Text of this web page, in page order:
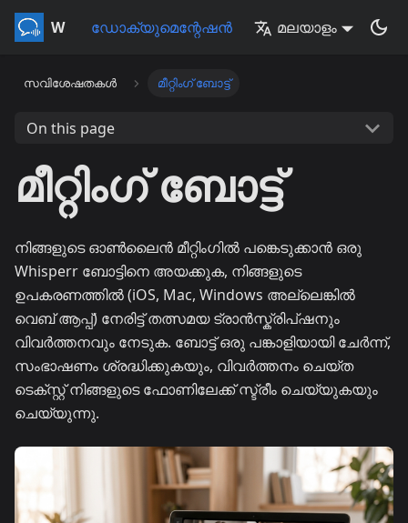
Whisperr ഡോക്യുമെന്റേഷൻ മലയാളം
സവിശേഷതകൾ മീറ്റിംഗ് ബോട്ട്
On this page
മീറ്റിംഗ് ബോട്ട്
നിങ്ങളുടെ ഓൺലൈൻ മീറ്റിംഗിൽ പങ്കെടുക്കാൻ ഒരു
Whisperr ബോട്ടിനെ അയക്കുക, നിങ്ങളുടെ
ഉപകരണത്തിൽ (iOS, Mac, Windows അല്ലെങ്കിൽ
വെബ് ആപ്പ്) നേരിട്ട് തത്സമയ ട്രാൻസ്ക്രിപ്ഷനും
വിവർത്തനവും നേടുക. ബോട്ട് ഒരു പങ്കാളിയായി ചേർന്ന്,
സംഭാഷണം ശ്രദ്ധിക്കുകയും, വിവർത്തനം ചെയ്ത
ടെക്സ്റ്റ് നിങ്ങളുടെ ഫോണിലേക്ക് സ്ട്രീം ചെയ്യുകയും
ചെയ്യുന്നു.